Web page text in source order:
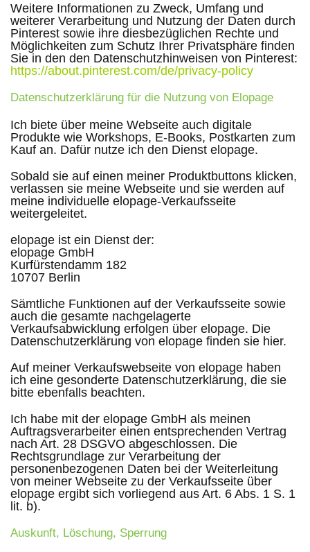
Weitere Informationen zu Zweck, Umfang und
weiterer Verarbeitung und Nutzung der Daten durch
Pinterest sowie ihre diesbezüglichen Rechte und
Möglichkeiten zum Schutz Ihrer Privatsphäre finden
Sie in den den Datenschutzhinweisen von Pinterest:
https://about.pinterest.com/de/privacy-policy
Datenschutzerklärung für die Nutzung von Elopage
Ich biete über meine Webseite auch digitale
Produkte wie Workshops, E-Books, Postkarten zum
Kauf an. Dafür nutze ich den Dienst elopage.
Sobald sie auf einen meiner Produktbuttons klicken,
verlassen sie meine Webseite und sie werden auf
meine individuelle elopage-Verkaufsseite
weitergeleitet.
elopage ist ein Dienst der:
elopage GmbH
Kurfürstendamm 182
10707 Berlin
Sämtliche Funktionen auf der Verkaufsseite sowie
auch die gesamte nachgelagerte
Verkaufsabwicklung erfolgen über elopage. Die
Datenschutzerklärung von elopage finden sie hier.
Auf meiner Verkaufswebseite von elopage haben
ich eine gesonderte Datenschutzerklärung, die sie
bitte ebenfalls beachten.
Ich habe mit der elopage GmbH als meinen
Auftragsverarbeiter einen entsprechenden Vertrag
nach Art. 28 DSGVO abgeschlossen. Die
Rechtsgrundlage zur Verarbeitung der
personenbezogenen Daten bei der Weiterleitung
von meiner Webseite zu der Verkaufsseite über
elopage ergibt sich vorliegend aus Art. 6 Abs. 1 S. 1
lit. b).
Auskunft, Löschung, Sperrung